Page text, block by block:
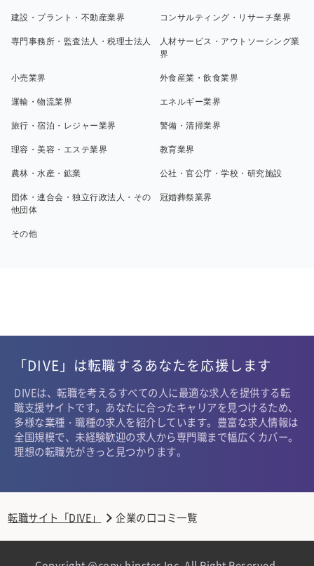
建設・プラント・不動産業界 コンサルティング・リサーチ業界
専門事務所・監査法人・税理士法人
人材サービス・アウトソーシング業
界
小売業界 外食産業・飲食業界
運輸・物流業界 エネルギー業界
旅行・宿泊・レジャー業界 警備・清掃業界
理容・美容・エステ業界 教育業界
農林・水産・鉱業 公社・官公庁・学校・研究施設
団体・連合会・独立行政法人・その
他団体
冠婚葬祭業界
その他
「DIVE」は転職するあなたを応援します
DIVEは、転職を考えるすべての人に最適な求人を提供する転
職支援サイトです。あなたに合ったキャリアを見つけるため、
多様な業種・職種の求人を紹介しています。豊富な求人情報は
全国規模で、未経験歓迎の求人から専門職まで幅広くカバー。
理想の転職先がきっと見つかります。
転職サイト「DIVE」 企業の口コミ一覧